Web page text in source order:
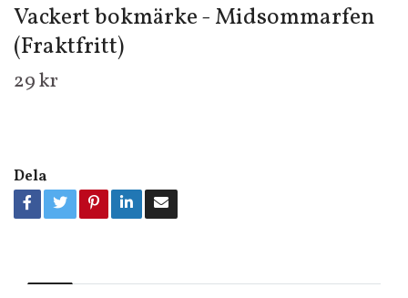
Vackert bokmärke - Midsommarfen
(Fraktfritt)
29 kr
Dela